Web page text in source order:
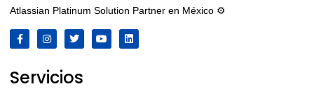
Atlassian Platinum Solution Partner en México ⚙️
Servicios